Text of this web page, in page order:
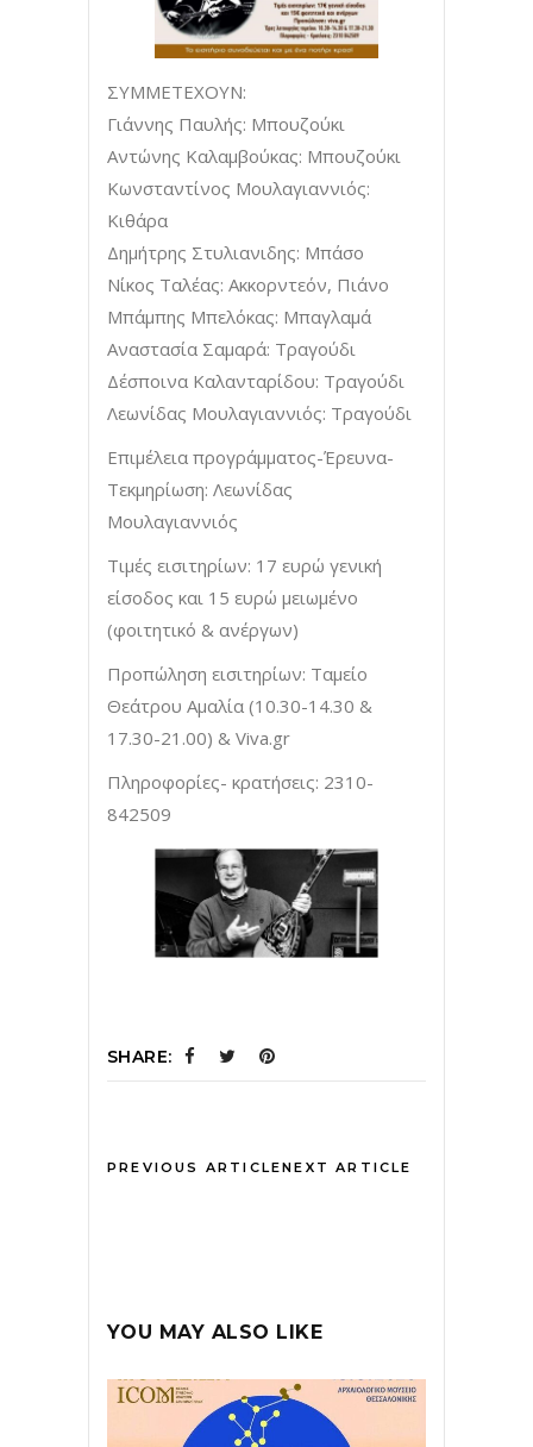
ΣΥΜΜΕΤΕΧΟΥΝ:
Γιάννης Παυλής: Μπουζούκι
Αντώνης Καλαμβούκας: Μπουζούκι
Κωνσταντίνος Μουλαγιαννιός:
Κιθάρα
Δημήτρης Στυλιανιδης: Μπάσο
Νίκος Ταλέας: Ακκορντεόν, Πιάνο
Μπάμπης Μπελόκας: Μπαγλαμά
Αναστασία Σαμαρά: Τραγούδι
Δέσποινα Καλανταρίδου: Τραγούδι
Λεωνίδας Μουλαγιαννιός: Τραγούδι
Επιμέλεια προγράμματος-Έρευνα-
Τεκμηρίωση: Λεωνίδας
Μουλαγιαννιός
Τιμές εισιτηρίων: 17 ευρώ γενική
είσοδος και 15 ευρώ μειωμένο
(φοιτητικό & ανέργων)
Προπώληση εισιτηρίων: Ταμείο
Θεάτρου Αμαλία (10.30-14.30 &
17.30-21.00) & Viva.gr
Πληροφορίες- κρατήσεις: 2310-
842509
SHARE:
PREVIOUS ARTICLENEXT ARTICLE
YOU MAY ALSO LIKE